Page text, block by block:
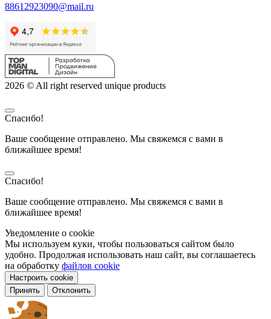
88612923090@mail.ru
2026 © All right reserved unique products
Спасибо!
Ваше сообщение отправлено. Мы свяжемся с вами в
ближайшее время!
Спасибо!
Ваше сообщение отправлено. Мы свяжемся с вами в
ближайшее время!
Уведомление о cookie
Мы используем куки, чтобы пользоваться сайтом было
удобно. Продолжая использовать наш сайт, вы соглашаетесь
на обработку файлов cookie
Настроить cookie
Принять
Отклонить